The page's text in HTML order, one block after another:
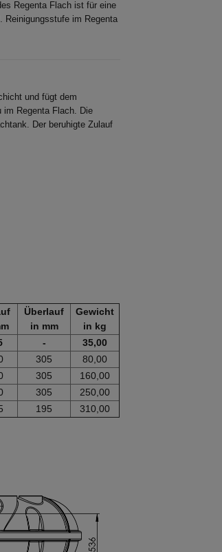
Regenta Flach ist für eine
Reinigungsstufe im Regenta
und fügt dem
im Regenta Flach. Die
Der beruhigte Zulauf
Überlauf
in mm
Gewicht
in kg
-
35,00
305
80,00
305
160,00
305
250,00
195 310,00